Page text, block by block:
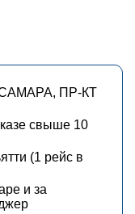
САМАРА, ПР-КТ
свыше 10
(1 рейс в
и за